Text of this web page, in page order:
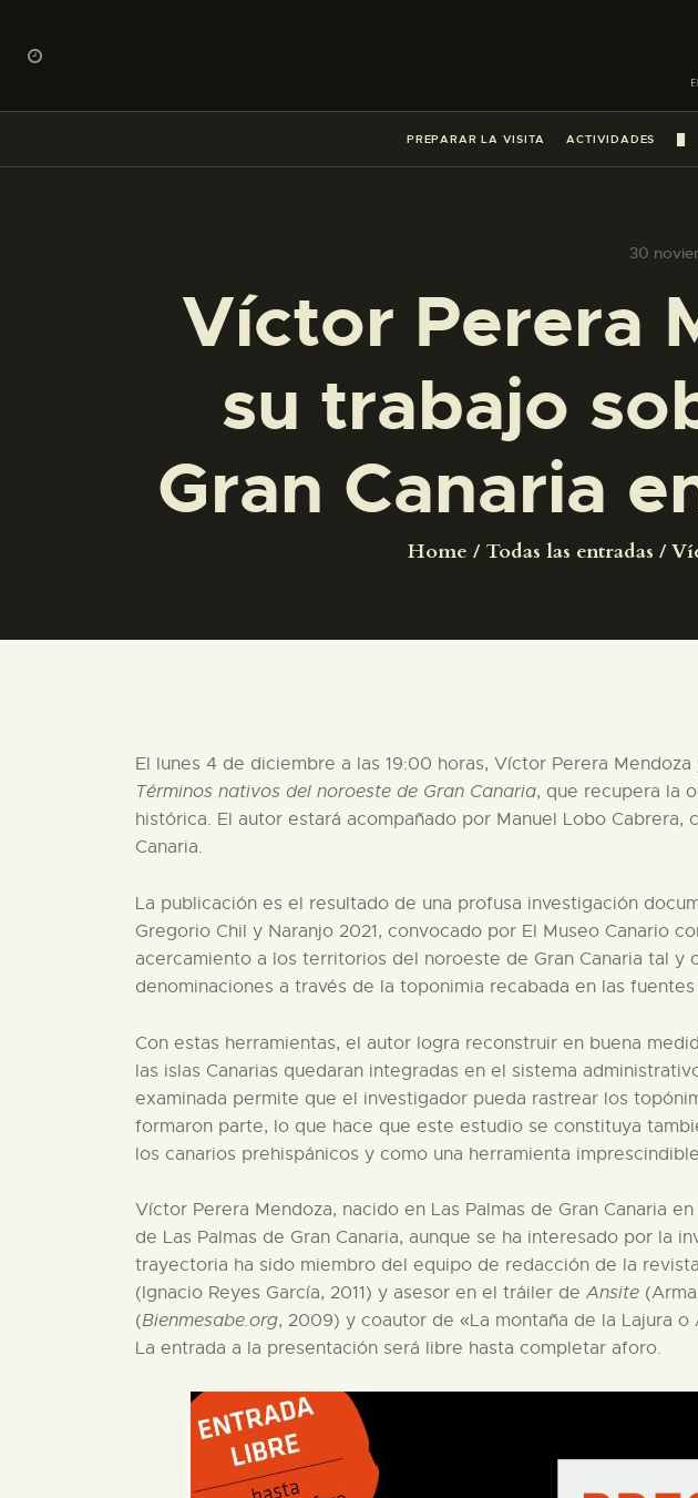
PREPARAR LA VISITA ACTIVIDADES
30
Víctor Perera
su trabajo
Gran Canaria
Home Todas las entradas
PREPARAR LA
ACTIVIDADES
█
COLECCIONES
DIDÁCTICA
ESPAÑOL
COLECCIONES
ESPAÑOL
El lunes 4 de diciembre a las 19:00 horas, Víctor Perera
Términos nativos del noroeste de Gran Canaria, que recupera la
histórica. El autor estará acompañado por Manuel Lobo
Canaria.
La publicación es el resultado de una profusa investigación
Gregorio Chil y Naranjo 2021, convocado por El Museo Canario
acercamiento a los territorios del noroeste de Gran Canaria tal
denominaciones a través de la toponimia recabada en las
Con estas herramientas, el autor logra reconstruir en buena
las islas Canarias quedaran integradas en el sistema
examinada permite que el investigador pueda rastrear los
formaron parte, lo que hace que este estudio se constituya
los canarios prehispánicos y como una herramienta
Víctor Perera Mendoza, nacido en Las Palmas de Gran Canaria
de Las Palmas de Gran Canaria, aunque se ha interesado por la
trayectoria ha sido miembro del equipo de redacción de la
(Ignacio Reyes García, 2011) y asesor en el tráiler de Ansite
(Bienmesabe.org, 2009) y coautor de «La montaña de la Lajura
La entrada a la presentación será libre hasta completar aforo.